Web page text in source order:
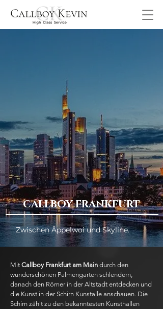
CALLBOY FRANKFURT
Zwischen Äppelwoi und Skyline.
Mit Callboy Frankfurt am Main durch den
wunderschönen Palmengarten schlendern,
danach den Römer in der Altstadt entdecken und
die Kunst in der Schirn Kunstalle anschauen. Die
Schirn zählt zu den bekanntesten Kunsthallen